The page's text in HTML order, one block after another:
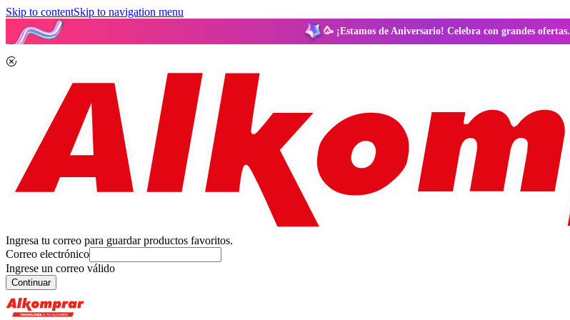
Skip to contentSkip to navigation menu
🥳 ¡Estamos de Aniversario! Celebra con grandes ofertas.
Ingresa tu correo para guardar productos favoritos.
Correo electrónico
Ingrese un correo válido
Continuar